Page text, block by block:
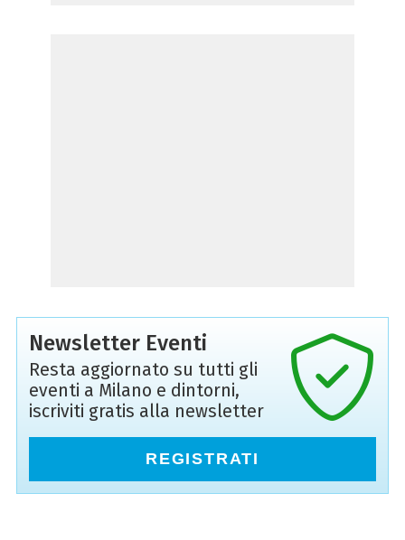
Newsletter Eventi
Resta aggiornato su tutti gli
eventi a Milano e dintorni,
iscriviti gratis alla newsletter
REGISTRATI